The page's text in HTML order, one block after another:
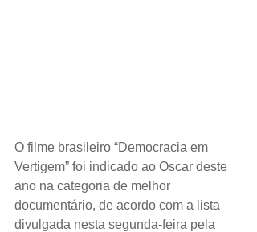
O filme brasileiro “Democracia em
Vertigem” foi indicado ao Oscar deste
ano na categoria de melhor
documentário, de acordo com a lista
divulgada nesta segunda-feira pela